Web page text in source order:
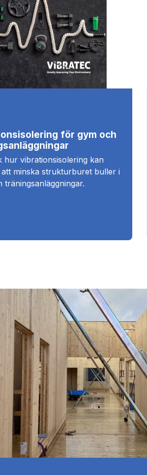
för gym och
hur vibrationsisolering kan
att minska strukturburet buller i
träningsanläggningar.